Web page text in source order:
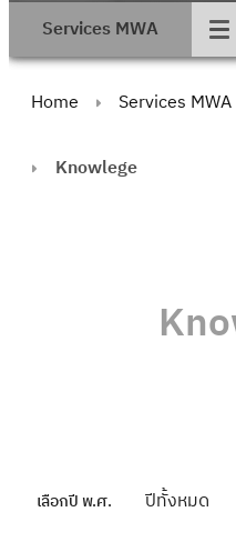
Services MWA
Home Services MWA
Knowlege
เลือกปี พ.ศ. ปีทั้งหมด